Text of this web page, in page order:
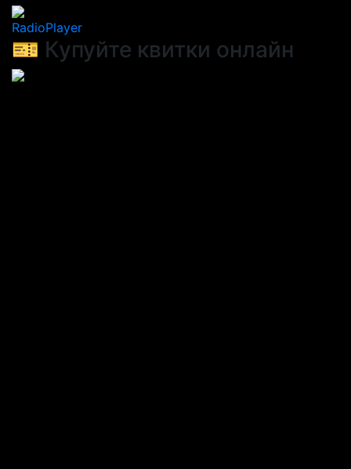
RadioPlayer
🎫 Купуйте квитки онлайн